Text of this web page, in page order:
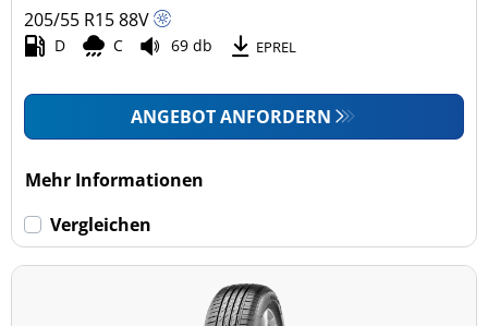
205/55 R1588V
D C 69 db EPREL
ANGEBOT ANFORDERN
Mehr Informationen
Vergleichen